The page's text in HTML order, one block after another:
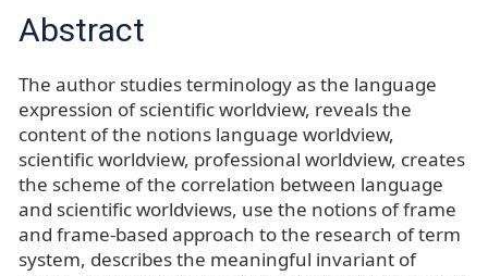
Abstract
The author studies terminology as the language
expression of scientific worldview, reveals the
content of the notions language worldview,
scientific worldview, professional worldview, creates
the scheme of the correlation between language
and scientific worldviews, use the notions of frame
and frame-based approach to the research of term
system, describes the meaningful invariant of